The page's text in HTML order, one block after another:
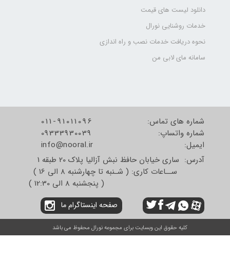
دانلود لیست های قیمت
خدمات روشنایی نورال
نحوه دریافت خدمات نصب و راه اندازی
سامانه مای لابی من
شماره های تماس:
شماره واتساپ:
​​​​​​​ایمیل:
011-91011096
09333930039
info@nooral.ir
آدرس: ساری خیابان حافظ نبش آزالیا پلاک 20 طبقه 1
ســاعات کاری: ( شـنبه تا چهارشنبه 8 الی 16 )
( پنجشنبه 8 الی 12:30 )
صفحه اینستاگرام ما
کلیه حقوق این وبسایت برای مجموعه نورال محفوظ می باشد